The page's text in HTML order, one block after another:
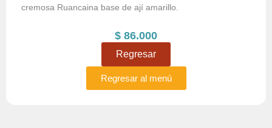
cremosa Ruancaina base de ají amarillo.
$ 86.000
Regresar
Regresar al menú